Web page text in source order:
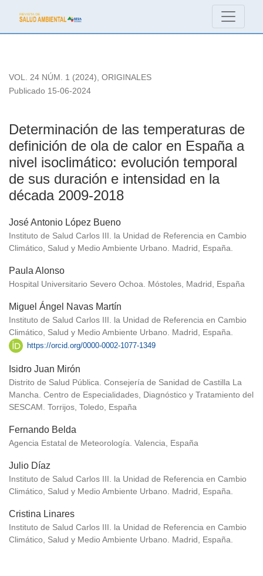
Determinación de las temperaturas de definición de ola de
VOL. 24 NÚM. 1 (2024), ORIGINALES
Determinación de las temperaturas de
definición de ola de calor en España a
nivel isoclimático: evolución temporal
de sus duración e intensidad en la
década 2009-2018
Publicado 15-06-2024
José Antonio López Bueno
Instituto de Salud Carlos III. la Unidad de Referencia en Cambio
Climático, Salud y Medio Ambiente Urbano. Madrid, España.
Paula Alonso
Hospital Universitario Severo Ochoa. Móstoles, Madrid, España
Miguel Ángel Navas Martín
Instituto de Salud Carlos III. la Unidad de Referencia en Cambio
Climático, Salud y Medio Ambiente Urbano. Madrid, España.
https://orcid.org/0000-0002-1077-1349
Isidro Juan Mirón
Distrito de Salud Pública. Consejería de Sanidad de Castilla La
Mancha. Centro de Especialidades, Diagnóstico y Tratamiento del
SESCAM. Torrijos, Toledo, España
Fernando Belda
Agencia Estatal de Meteorología. Valencia, España
Julio Díaz
Instituto de Salud Carlos III. la Unidad de Referencia en Cambio
Climático, Salud y Medio Ambiente Urbano. Madrid, España.
Cristina Linares
Instituto de Salud Carlos III. la Unidad de Referencia en Cambio
Climático, Salud y Medio Ambiente Urbano. Madrid, España.